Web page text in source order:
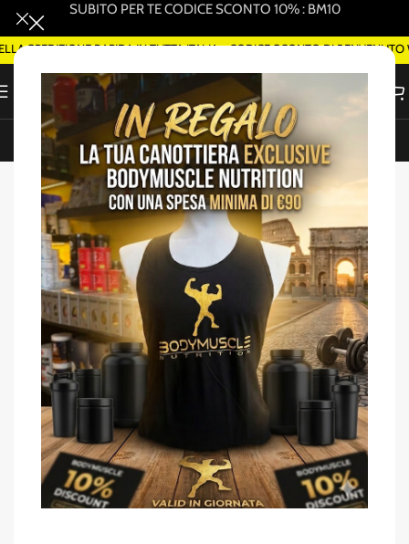
SUBITO PER TE CODICE SCONTO 10% : BM10
SPEDIZIONE RAPIDA IN TUTTA ITALIA - CODICE SCONTO DI BENVENUTO
ORDINA SMART DELIVERY SU WHATSAPP (ROMA)
Home/ Amminoacidi EAA/BCAA
-37%